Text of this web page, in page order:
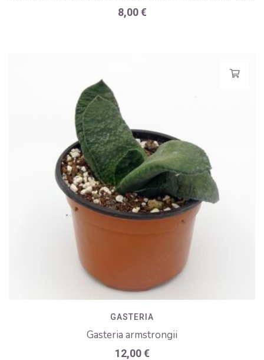
8,00€
GASTERIA
Gasteria armstrongii
12,00€